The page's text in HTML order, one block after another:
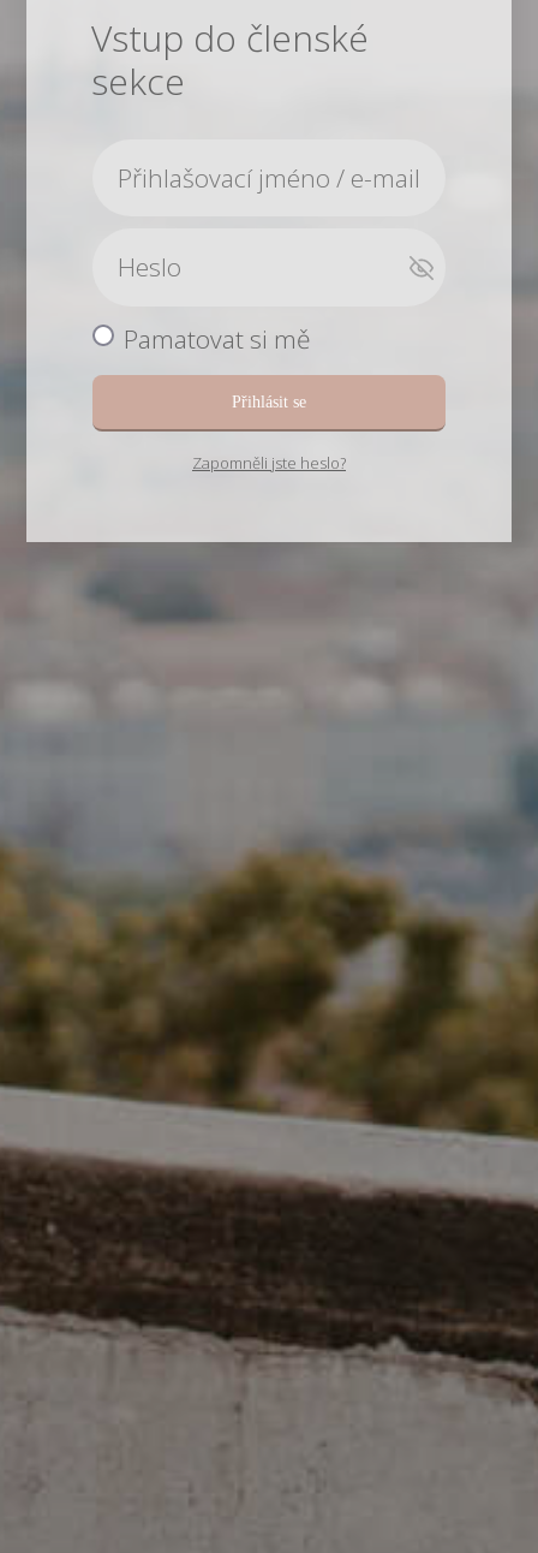
Vstup do členské
sekce
Pamatovat si mě
Přihlásit se
Zapomněli jste heslo?